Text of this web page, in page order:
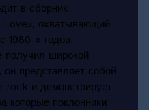
в сборник
охватывающий
1980-х годов.
получил широкой
он представляет собой
rock и демонстрирует
которые поклонники